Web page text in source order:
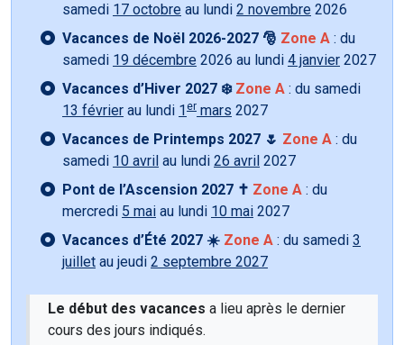
samedi 17 octobre au lundi 2 novembre 2026
Vacances de Noël 2026-2027 🎅 Zone A : du
samedi 19 décembre 2026 au lundi 4 janvier 2027
Vacances d’Hiver 2027 ❄️ Zone A : du samedi
13 février au lundi 1 er mars 2027
Vacances de Printemps 2027 🌷 Zone A : du
samedi 10 avril au lundi 26 avril 2027
Pont de l’Ascension 2027 ✝️ Zone A : du
mercredi 5 mai au lundi 10 mai 2027
Vacances d’Été 2027 ☀️ Zone A : du samedi 3
juillet au jeudi 2 septembre 2027
Le début des vacances a lieu après le dernier
cours des jours indiqués.